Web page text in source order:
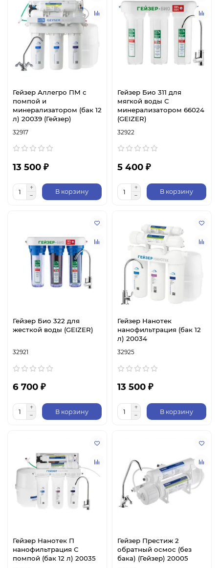
Гейзер Аллегро ПМ с
помпой и
минерализатором (бак 12
л) 20039 (Гейзер)
32917
13 500 ₽
В корзину
Гейзер Био 311 для
мягкой воды С
минерализатором 66024
(GEIZER)
32922
5 400 ₽
В корзину
Гейзер Био 322 для
жесткой воды (GEIZER)
32921
6 700 ₽
В корзину
Гейзер Нанотек
нанофильтрация (бак 12
л) 20034
32925
13 500 ₽
В корзину
Гейзер Нанотек П
нанофильтрация С
помпой (бак 12 л) 20035
Гейзер Престиж 2
обратный осмос (без
бака) (Гейзер) 20005